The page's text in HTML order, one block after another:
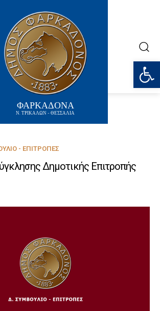
ΦΑΡΚΑΔΟΝΑ
Ν. ΤΡΙΚΑΛΩΝ - ΘΕΣΣΑΛΙΑ
- ΕΠΙΤΡΟΠΈΣ
Δημοτικής Επιτροπής